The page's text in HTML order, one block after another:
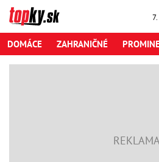
DOMÁCE ZAHRANIČNÉ